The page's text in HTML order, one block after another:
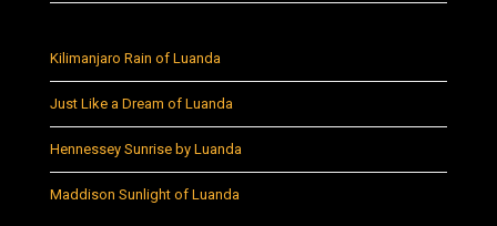
Kilimanjaro Rain of Luanda
Just Like a Dream of Luanda
Hennessey Sunrise by Luanda
Maddison Sunlight of Luanda